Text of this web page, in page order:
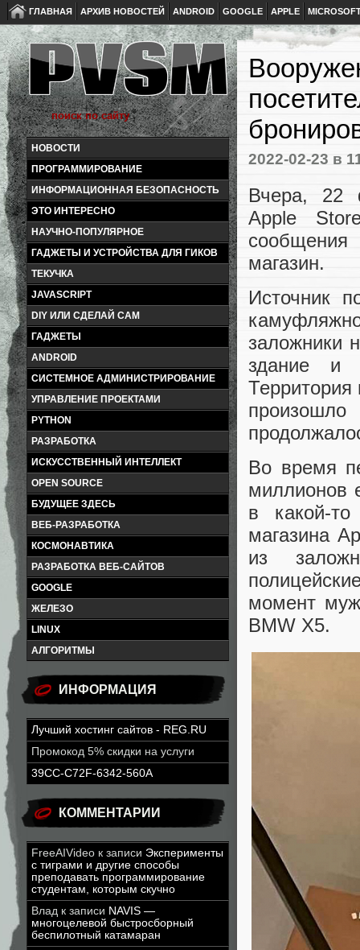
ГЛАВНАЯ АРХИВ НОВОСТЕЙ ANDROID GOOGLE APPLE
НОВОСТИ
ПРОГРАММИРОВАНИЕ
ИНФОРМАЦИОННАЯ БЕЗОПАСНОСТЬ
ЭТО ИНТЕРЕСНО
НАУЧНО-ПОПУЛЯРНОЕ
ГАДЖЕТЫ И УСТРОЙСТВА ДЛЯ ГИКОВ
ТЕКУЧКА
JAVASCRIPT
DIY ИЛИ СДЕЛАЙ САМ
ГАДЖЕТЫ
ANDROID
СИСТЕМНОЕ АДМИНИСТРИРОВАНИЕ
УПРАВЛЕНИЕ ПРОЕКТАМИ
PYTHON
РАЗРАБОТКА
ИСКУССТВЕННЫЙ ИНТЕЛЛЕКТ
OPEN SOURCE
БУДУЩЕЕ ЗДЕСЬ
ВЕБ-РАЗРАБОТКА
КОСМОНАВТИКА
РАЗРАБОТКА ВЕБ-САЙТОВ
GOOGLE
ЖЕЛЕЗО
LINUX
АЛГОРИТМЫ
ИНФОРМАЦИЯ
Лучший хостинг сайтов - REG.RU
Промокод 5% скидки на услуги
39CC-C72F-6342-560A
КОММЕНТАРИИ
FreeAIVideo к записи Эксперименты
с тиграми и другие способы
преподавать программирование
студентам, которым скучно
Влад к записи NAVIS —
многоцелевой быстросборный
беспилотный катамаран
2022-02-23 в
Вчера, 22
Apple
магазин.
Источник
заложники
здание и
Территория
Во время
миллионов
в какой-
магазина
из
момент
BMW X5.